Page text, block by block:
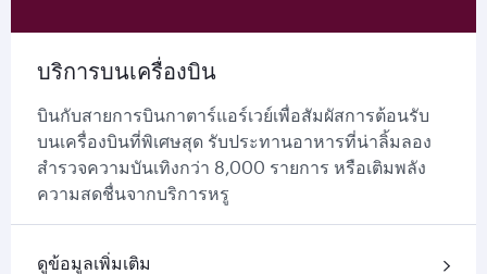
บริการบนเครื่องบิน
บินกับสายการบินกาตาร์แอร์เวย์เพื่อสัมผัสการต้อนรับ
บนเครื่องบินที่พิเศษสุด รับประทานอาหารที่น่าลิ้มลอง
สำรวจความบันเทิงกว่า 8,000 รายการ หรือเติมพลัง
ความสดชื่นจากบริการหรู
ดูข้อมูลเพิ่มเติม